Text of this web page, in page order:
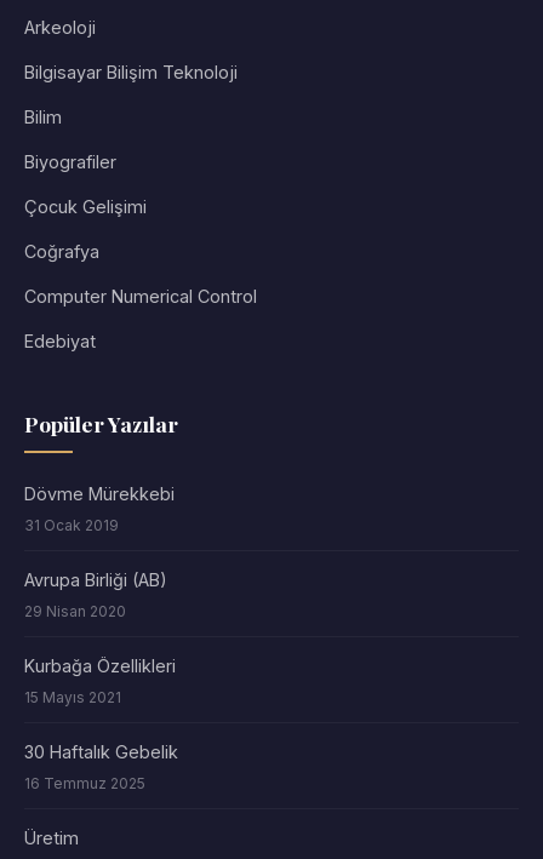
Arkeoloji
Bilgisayar Bilişim Teknoloji
Bilim
Biyografiler
Çocuk Gelişimi
Coğrafya
Computer Numerical Control
Edebiyat
Popüler Yazılar
Dövme Mürekkebi
31 Ocak 2019
Avrupa Birliği (AB)
29 Nisan 2020
Kurbağa Özellikleri
15 Mayıs 2021
30 Haftalık Gebelik
16 Temmuz 2025
Üretim